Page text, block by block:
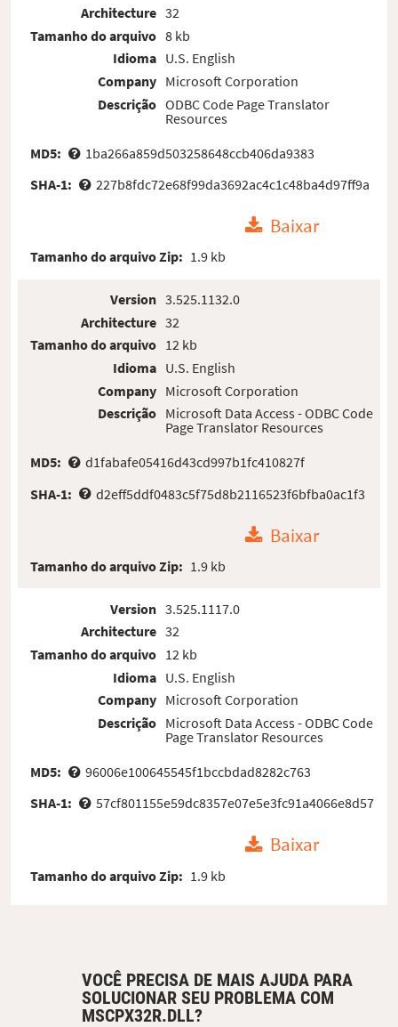
Architecture
Tamanho do arquivo
Idioma
Company
Descrição
32
8 kb
U.S. English
Microsoft Corporation
ODBC Code Page Translator
Resources
MD5:
1ba266a859d503258648ccb406da9383
SHA-1:
227b8fdc72e68f99da3692ac4c1c48ba4d97ff9a
Baixar
Tamanho do arquivo Zip: 1.9 kb
Version
Architecture
Tamanho do arquivo
Idioma
Company
Descrição
3.525.1132.0
32
12 kb
U.S. English
Microsoft Corporation
Microsoft Data Access - ODBC Code
Page Translator Resources
MD5:
d1fabafe05416d43cd997b1fc410827f
SHA-1:
d2eff5ddf0483c5f75d8b2116523f6bfba0ac1f3
Baixar
Tamanho do arquivo Zip: 1.9 kb
Version
Architecture
Tamanho do arquivo
Idioma
Company
Descrição
3.525.1117.0
32
12 kb
U.S. English
Microsoft Corporation
Microsoft Data Access - ODBC Code
Page Translator Resources
MD5:
96006e100645545f1bccbdad8282c763
SHA-1:
57cf801155e59dc8357e07e5e3fc91a4066e8d57
Baixar
Tamanho do arquivo Zip: 1.9 kb
VOCÊ PRECISA DE MAIS AJUDA PARA
SOLUCIONAR SEU PROBLEMA COM
MSCPX32R.DLL?